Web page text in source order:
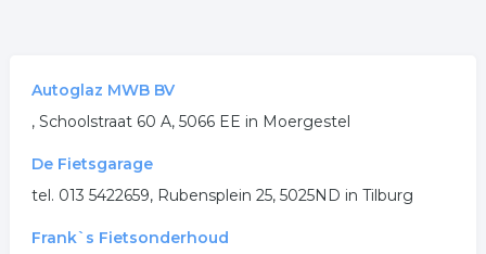
Autoglaz MWB BV
, Schoolstraat 60 A, 5066 EE in Moergestel
De Fietsgarage
tel. 013 5422659, Rubensplein 25, 5025ND in Tilburg
Frank`s Fietsonderhoud